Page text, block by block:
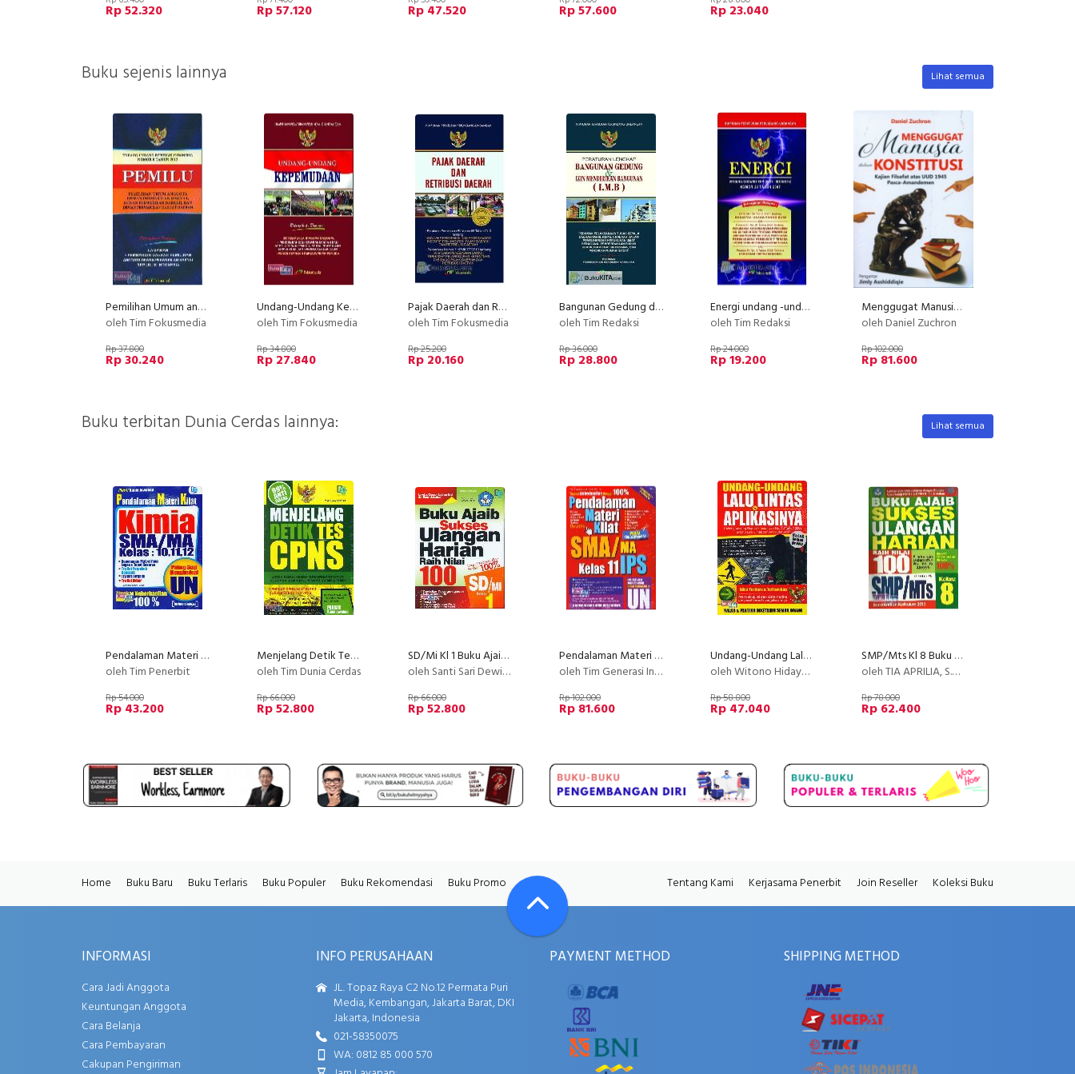
Rp 52.320 Rp 57.120 Rp 47.520 Rp 57.600 Rp 23.040
Buku sejenis lainnya Lihat semua
Pemilihan Umum anggota Dewan Perwakilan Rakyat, Dewan Perwakilan Daerah, Dan Dewan Perwakilan Rakyat Daerah
oleh Tim Fokusmedia
Rp 37.800
Rp 30.240
Undang-Undang Kepemudaan
oleh Tim Fokusmedia
Rp 34.800
Rp 27.840
Pajak Daerah dan Retribusi Daerah (2011)
oleh Tim Fokusmedia
Rp 25.200
Rp 20.160
Bangunan Gedung dan Izin Mendirikan Bangunan (IMB)
oleh Tim Redaksi
Rp 36.000
Rp 28.800
Energi undang -undang Republik Indonesia No.30 Thn 2007
oleh Tim Redaksi
Rp 24.000
Rp 19.200
Menggugat Manusia dalam Konstitusi
oleh Daniel Zuchron
Rp 102.000
Rp 81.600
Buku terbitan Dunia Cerdas lainnya: Lihat semua
Pendalaman Materi Kilat Kimia SMA/MA Kelas 10,11,12
oleh Tim Penerbit
Rp 54.000
Rp 43.200
Menjelang Detik Tes CPNS
oleh Tim Dunia Cerdas
Rp 66.000
Rp 52.800
SD/Mi Kl 1 Buku Ajaib Sukses Ulangan Harian
oleh Santi Sari Dewi, S.Pd.
Rp 66.000
Rp 52.800
Pendalaman Materi Kilat SMA/MA Kelas 11 I
oleh Tim Generasi Indonesia
Rp 102.000
Rp 81.600
Undang-Undang Lalu Lintas & Aplikasinya (Edisi Terbaru dan Terlengkap)
oleh Witono Hidayat Yuliadi
Rp 58.800
Rp 47.040
SMP/Mts Kl 8 Buku Ajaib Sukses Ulangan Harian Raih Nilai 100
oleh TIA APRILIA, S.Pd.
Rp 78.000
Rp 62.400
Home Buku Baru Buku Terlaris Buku Populer Buku Rekomendasi Buku Promo Tentang Kami Kerjasama Penerbit Join Reseller Koleksi Buku
INFORMASI
Cara Jadi Anggota
Keuntungan Anggota
Cara Belanja
Cara Pembayaran
Cakupan Pengiriman
INFO PERUSAHAAN
JL. Topaz Raya C2 No.12 Permata Puri
Media, Kembangan, Jakarta Barat, DKI
Jakarta, Indonesia
021-58350075
WA: 0812 85 000 570
PAYMENT METHOD SHIPPING METHOD